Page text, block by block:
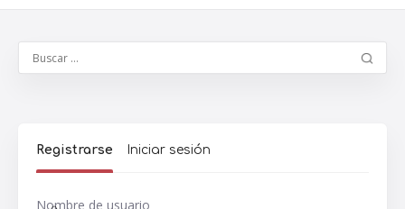
Registrarse Iniciar sesión
Nombre de usuario